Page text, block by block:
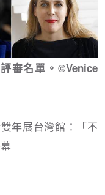
審名單。©Venice
年展台灣館：「不